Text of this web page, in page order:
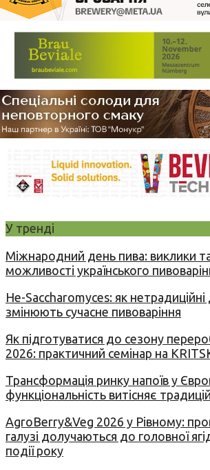
У тренді
Міжнародний день пива: виклики
можливості українського
Не-Saccharomyces: як
змінюють сучасне пивоваріння
Як підготуватися до сезону
2026: практичний семінар на
Трансформація ринку напоїв у
функціональність витісняє
AgroBerry&Veg 2026 у Рівному:
галузі долучаються до головної
події року